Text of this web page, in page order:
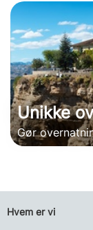
Unikke
Gør
Hvem er vi